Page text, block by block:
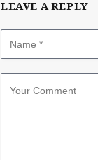
LEAVE A REPLY